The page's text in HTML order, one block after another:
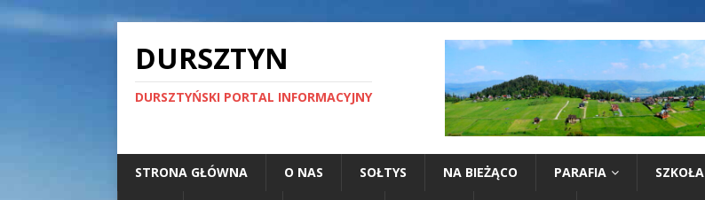
DURSZTYN
DURSZTYŃSKI PORTAL INFORMACYJNY
STRONA GŁÓWNA O NAS SOŁTYS NA BIEŻĄCO PARAFIA SZKOŁA